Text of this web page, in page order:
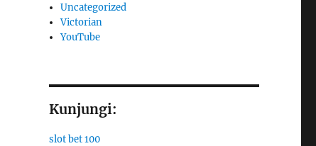
Uncategorized
Victorian
YouTube
Kunjungi:
slot bet 100